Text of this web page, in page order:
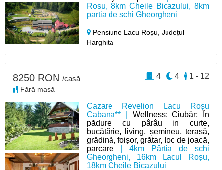
Rosu, 8km Cheile Bicazului, 8km
partia de schi Gheorgheni
Pensiune Lacu Roșu,Județul
Harghita
Cazare Revelion Lacu Roșu
Cabana** | Wellness: Ciubăr; În
pădure cu pârâu in curte,
bucătărie, living, șemineu, terasă,
grădină, foișor, grătar, loc de joacă,
parcare | 4km Pârtia de schi
Gheorgheni, 16km Lacul Roșu,
18km Cheile Bicazului
8250 RON /casă
Fără masă
1 - 12
4
4